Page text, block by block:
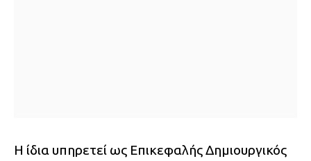
Η ίδια υπηρετεί ως Επικεφαλής Δημιουργικός